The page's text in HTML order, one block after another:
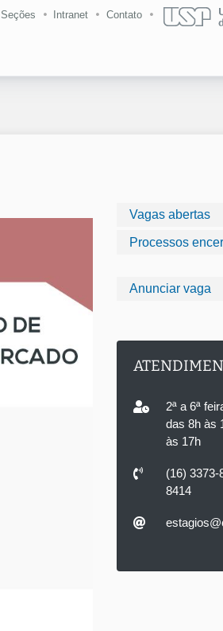
Seções Intranet Contato
Vagas abertas
Processos
Anunciar vaga
2ª a 6ª
das 8h às
às 17h
(16) 3373-
8414